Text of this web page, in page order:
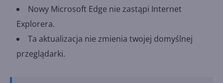
Nowy Microsoft Edge nie zastąpi Internet
Explorera.
Ta aktualizacja nie zmienia twojej domyślnej
przeglądarki.